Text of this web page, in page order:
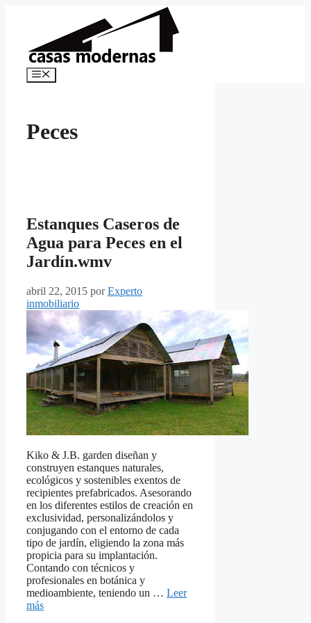
Menú
Peces
Estanques Caseros de
Agua para Peces en el
Jardín.wmv
abril 22, 2015 porExperto
inmobiliario
Kiko & J.B. garden diseñan y
construyen estanques naturales,
ecológicos y sostenibles exentos de
recipientes prefabricados. Asesorando
en los diferentes estilos de creación en
exclusividad, personalizándolos y
conjugando con el entorno de cada
tipo de jardín, eligiendo la zona más
propicia para su implantación.
Contando con técnicos y
profesionales en botánica y
medioambiente, teniendo un … Leer
más